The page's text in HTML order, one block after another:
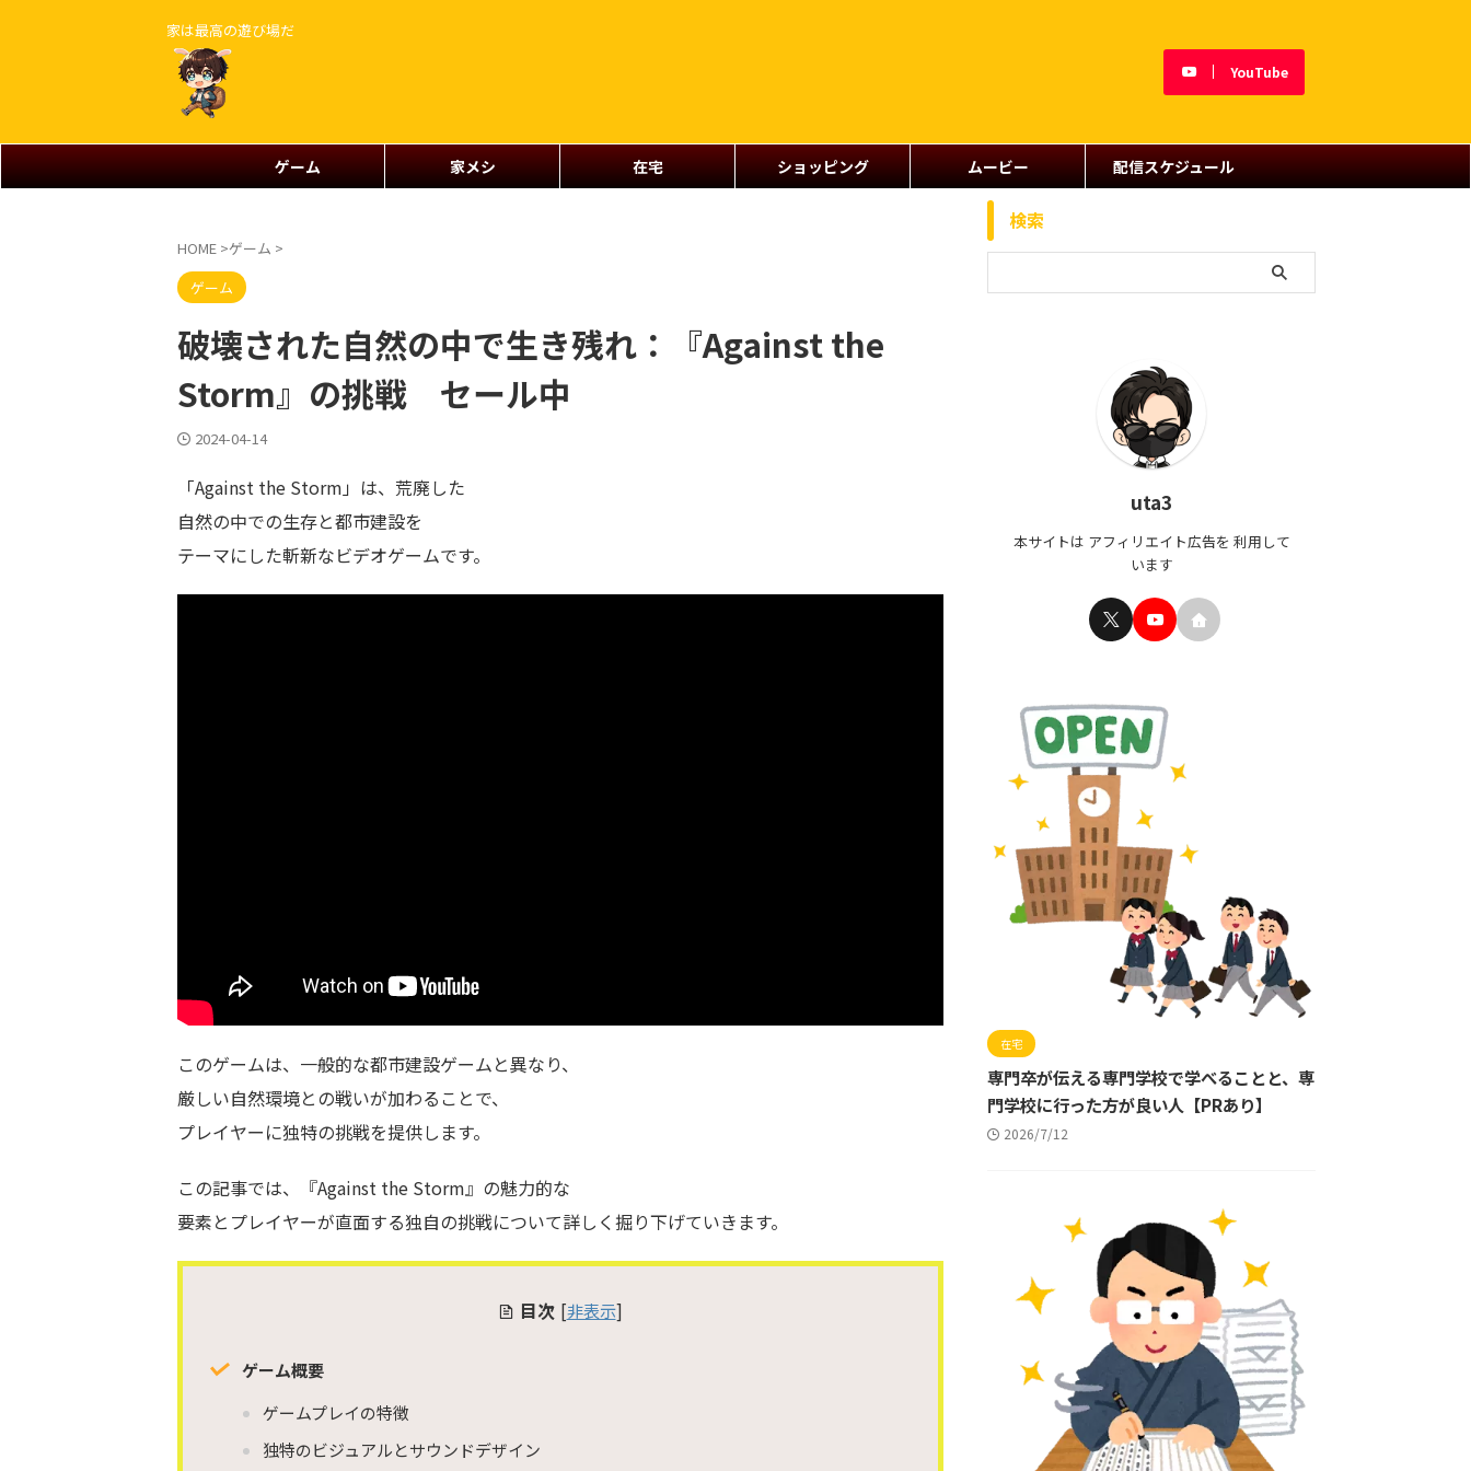
家は最高の遊び場だ
YouTube
ゲーム 家メシ 在宅 ショッピング ムービー 配信スケジュール
HOME >ゲーム >
ゲーム
破壊された自然の中で生き残れ：『Against the
Storm』の挑戦 セール中
2024-04-14
「Against the Storm」は、荒廃した
自然の中での生存と都市建設を
テーマにした斬新なビデオゲームです。
このゲームは、一般的な都市建設ゲームと異なり、
厳しい自然環境との戦いが加わることで、
プレイヤーに独特の挑戦を提供します。
この記事では、『Against the Storm』の魅力的な
要素とプレイヤーが直面する独自の挑戦について詳しく掘り下げていきます。
目次 [非表示]
ゲーム概要
ゲームプレイの特徴
独特のビジュアルとサウンドデザイン
検索
uta3
本サイトは アフィリエイト広告を 利用して
います
在宅
専門卒が伝える専門学校で学べることと、専
門学校に行った方が良い人【PRあり】
2026/7/12